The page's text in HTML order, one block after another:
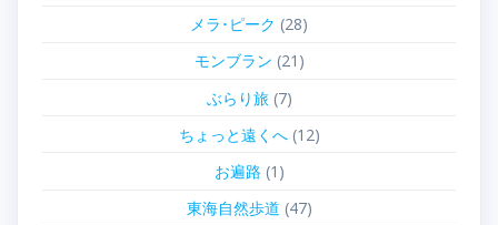
メラ･ピーク (28)
モンブラン (21)
ぶらり旅(7)
ちょっと遠くへ(12)
お遍路 (1)
東海自然歩道 (47)